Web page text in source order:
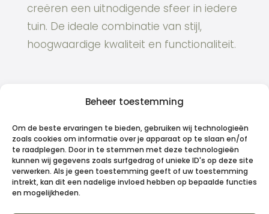
Beheer toestemming
Om de beste ervaringen te bieden, gebruiken wij technologieën
zoals cookies om informatie over je apparaat op te slaan en/of
te raadplegen. Door in te stemmen met deze technologieën
kunnen wij gegevens zoals surfgedrag of unieke ID's op deze site
verwerken. Als je geen toestemming geeft of uw toestemming
intrekt, kan dit een nadelige invloed hebben op bepaalde functies
en mogelijkheden.
creëren een uitnodigende sfeer in iedere
tuin. De ideale combinatie van stijl,
hoogwaardige kwaliteit en functionaliteit.